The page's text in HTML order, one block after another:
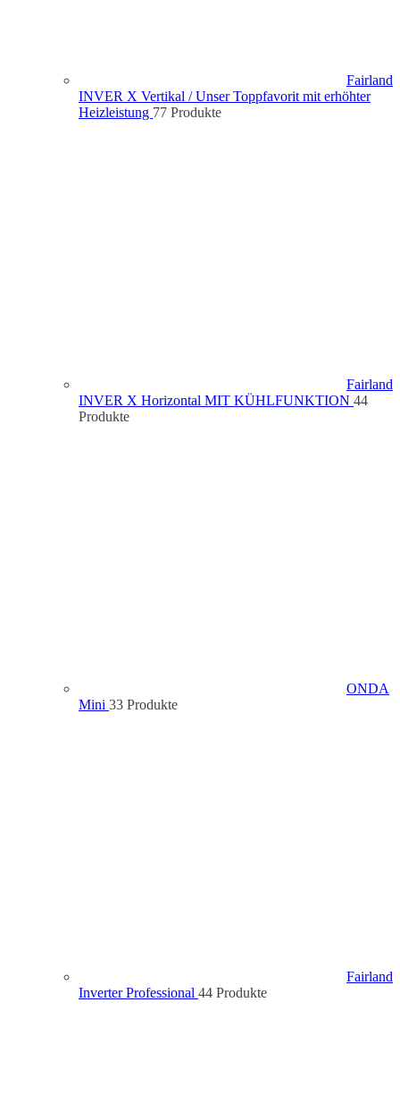
Fairland
INVER X Vertikal / Unser Toppfavorit mit erhöhter
Heizleistung 77 Produkte
Fairland
INVER X Horizontal MIT KÜHLFUNKTION 44
Produkte
ONDA
Mini 33 Produkte
Fairland
Inverter Professional 44 Produkte